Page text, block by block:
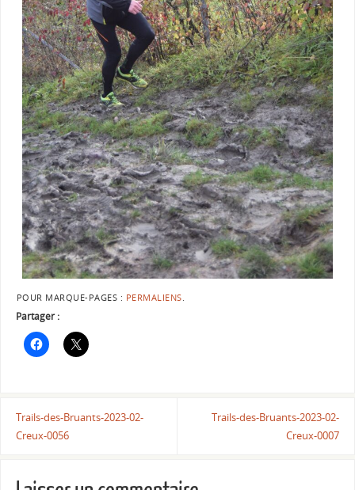
POUR MARQUE-PAGES : PERMALIENS
Partager :
Trails-des-Bruants-2023-02-
Creux-0056
Trails-des-Bruants-2023-02-
Creux-0007